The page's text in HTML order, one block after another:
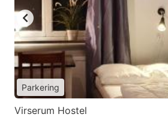
Parkering
Virserum Hostel